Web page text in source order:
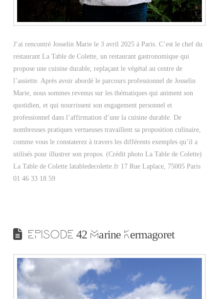
J’ai rencontré Josselin Marie le 3 avril 2025 à Paris. C’est le chef du
restaurant La Table de Colette, un restaurant gastronomique qui
propose une cuisine durable, replaçant le végétal au centre de
l’assiette. Après avoir abordé le parcours professionnel de Josselin
Marie, nous sommes revenus sur les thématiques qui animent son
quotidien, et qui nourrissent son engagement personnel et
professionnel dans l’affirmation d’une la cuisine durable. De
nombreuses pratiques vertueuses travaillent sa proposition culinaire,
comme vous le constaterez à travers les différents exemples qu’il a
utilisés pour illustrer son propos. (Crédit photo La Table de Colette)
La Table de Colette latabledecolette.fr 17 Rue Laplace, 75005 Paris
01 46 33 18 59
EPISODE 42 Marine Kermagoret